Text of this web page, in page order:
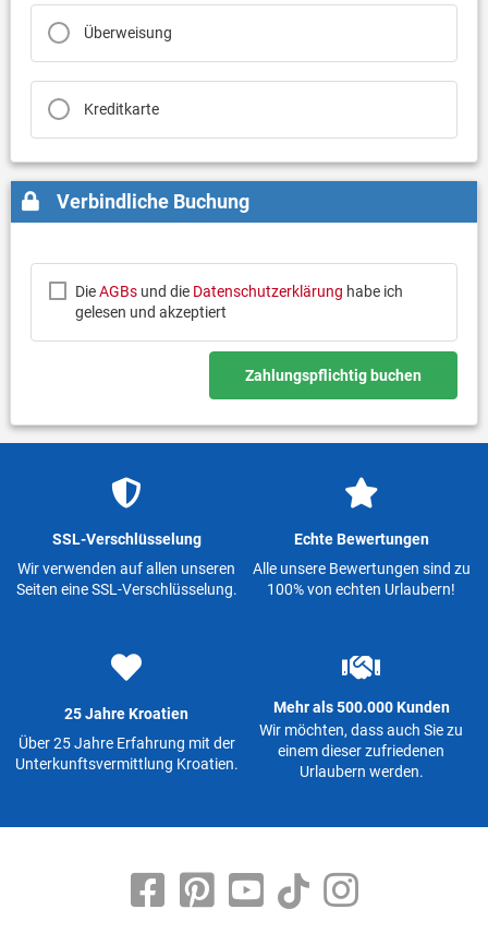
Überweisung
Kreditkarte
Verbindliche Buchung
DieAGBsund die Datenschutzerklärung habe ich
gelesen und akzeptiert
Zahlungspflichtig buchen
SSL-Verschlüsselung
Wir verwenden auf allen unseren
Seiten eine SSL-Verschlüsselung.
Echte Bewertungen
Alle unsere Bewertungen sind zu
100% von echten Urlaubern!
25 Jahre Kroatien
Über 25 Jahre Erfahrung mit der
Unterkunftsvermittlung Kroatien.
Mehr als 500.000 Kunden
Wir möchten, dass auch Sie zu
einem dieser zufriedenen
Urlaubern werden.